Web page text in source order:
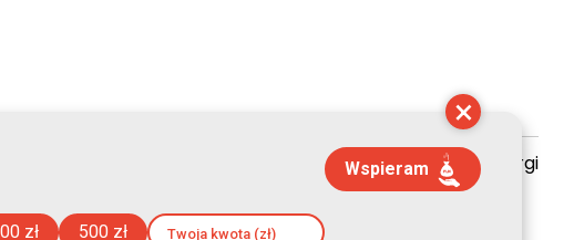
© Stowarzyszenie Kultury Chrześcijańskiej im. ks. Piotra Skargi
×
200 zł 500 zł
Wspieram